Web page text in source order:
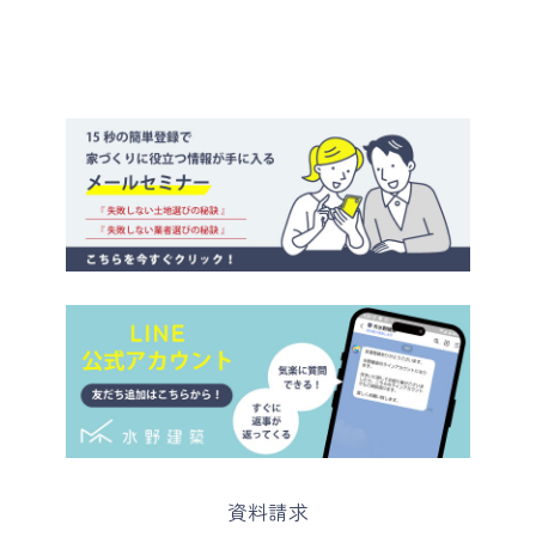
資料請求